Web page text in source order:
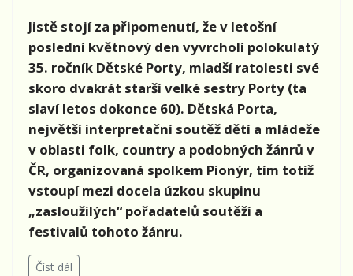
Jistě stojí za připomenutí, že v letošní
poslední květnový den vyvrcholí polokulatý
35. ročník Dětské Porty, mladší ratolesti své
skoro dvakrát starší velké sestry Porty (ta
slaví letos dokonce 60). Dětská Porta,
největší interpretační soutěž dětí a mládeže
v oblasti folk, country a podobných žánrů v
ČR, organizovaná spolkem Pionýr, tím totiž
vstoupí mezi docela úzkou skupinu
„zasloužilých“ pořadatelů soutěží a
festivalů tohoto žánru.
Číst dál